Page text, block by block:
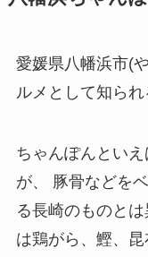
愛媛県八幡浜市(
ルメとして知られ
ちゃんぽんとい
が、 豚骨などを
る長崎のものと
は鶏がら、鰹、